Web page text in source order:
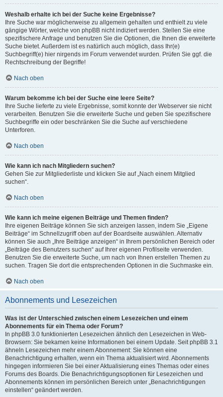
Weshalb erhalte ich bei der Suche keine Ergebnisse?
Ihre Suche war möglicherweise zu allgemein gehalten und enthielt zu viele
gängige Wörter, welche von phpBB nicht indiziert werden. Stellen Sie eine
spezifischere Anfrage und benutzen Sie die Optionen, die Ihnen die erweiterte
Suche bietet. Außerdem ist es natürlich auch möglich, dass Ihr(e)
Suchbegriff(e) hier nirgends im Forum verwendet wurden. Prüfen Sie ggf. die
Rechtschreibung der Begriffe!
Nach oben
Warum bekomme ich bei der Suche eine leere Seite?
Ihre Suche lieferte zu viele Ergebnisse, somit konnte der Webserver sie nicht
verarbeiten. Benutzen Sie die erweiterte Suche und geben Sie spezifischere
Suchbegriffe ein oder beschränken Sie die Suche auf verschiedene
Unterforen.
Nach oben
Wie kann ich nach Mitgliedern suchen?
Gehen Sie zur Mitgliederliste und klicken Sie auf „Nach einem Mitglied
suchen“.
Nach oben
Wie kann ich meine eigenen Beiträge und Themen finden?
Ihre eigenen Beiträge können Sie sich anzeigen lassen, indem Sie „Eigene
Beiträge“ im Schnellzugriff oben auf der Boardseite auswählen. Alternativ
können Sie auch „Ihre Beiträge anzeigen“ in Ihrem persönlichen Bereich oder
„Beiträge des Benutzers suchen“ auf Ihrer eigenen Profilseite verwenden.
Benutzen Sie die erweiterte Suche, um nach von Ihnen erstellen Themen zu
suchen. Tragen Sie dort die entsprechenden Optionen in die Suchmaske ein.
Nach oben
Abonnements und Lesezeichen
Was ist der Unterschied zwischen einem Lesezeichen und einem
Abonnements für ein Thema oder Forum?
In phpBB 3.0 funktionierten Lesezeichen ähnlich den Lesezeichen in Web-
Browsern: Sie bekamen keine Informationen bei einem Update. Seit phpBB 3.1
ähneln Lesezeichen mehr einem Abonnement: Sie können eine
Benachrichtigung erhalten, wenn ein Thema aktualisiert wird. Abonnements
hingegen informieren Sie bei einer Aktualisierung eines Themas oder eines
Forums des Boards. Die Benachrichtigungsoptionen für Lesezeichen und
Abonnements können im persönlichen Bereich unter „Benachrichtigungen
einstellen“ geändert werden.